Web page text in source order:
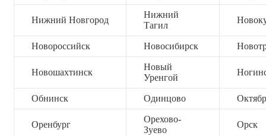
Нижний Новгород
Нижний
Тагил
Новороссийск Новосибирск
Новошахтинск
Новый
Уренгой
Обнинск Одинцово
Оренбург
Орехово-
Зуево
Орск